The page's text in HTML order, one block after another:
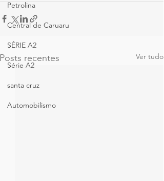
Petrolina
Central de Caruaru
SÉRIE A2
Série A2
santa cruz
Automobilismo
Posts recentes Ver tudo